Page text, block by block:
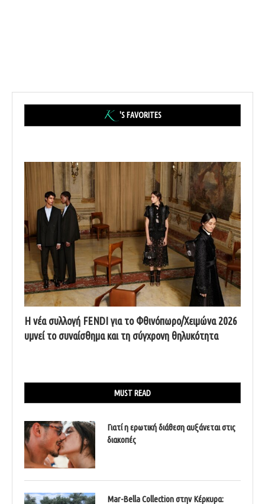
'S FAVORITES
Η νέα συλλογή FENDI για το Φθινόπωρο/Χειμώνα 2026
υμνεί το συναίσθημα και τη σύγχρονη θηλυκότητα
MUST READ
Γιατί η ερωτική διάθεση αυξάνεται στις
διακοπές
Mar-Bella Collection στην Κέρκυρα: